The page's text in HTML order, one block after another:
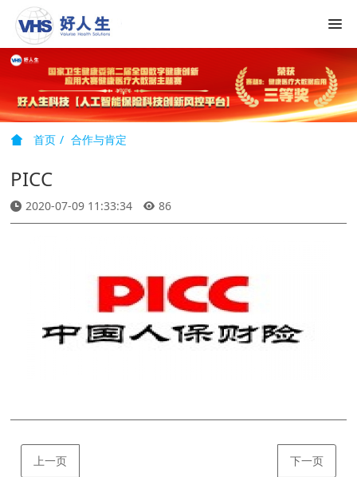
首页 合作与肯定
PICC
2020-07-09 11:33:34 86
上一页 下一页